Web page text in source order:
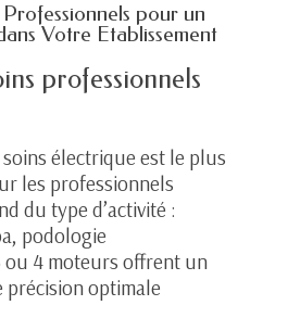
pour un
Votre Etablissement
professionnels
électrique est le plus
les professionnels
du type d’activité :
podologie
ou 4 moteurs offrent un
optimale